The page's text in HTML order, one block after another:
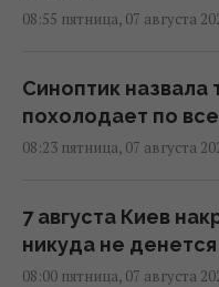
08:55 пятница, 07 августа
Синоптик назвала
похолодает по
08:23 пятница, 07 августа
7 августа Киев
никуда не денется
08:00 пятница, 07 августа